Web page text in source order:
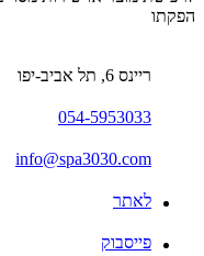
הפקתו
ריינס 6, תל אביב-יפו
054-5953033
info@spa3030.com
לאתר
פייסבוק